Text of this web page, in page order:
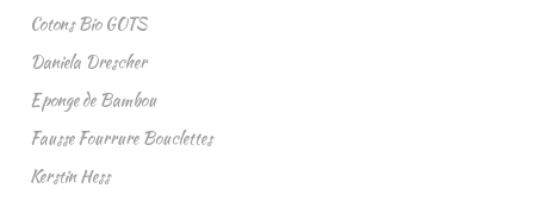
Cotons Bio GOTS
Daniela Drescher
Eponge de Bambou
Fausse Fourrure Bouclettes
Kerstin Hess